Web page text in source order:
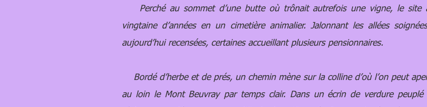
Perché au sommet d’une butte où trônait autrefois une vigne, le site
vingtaine d’années en un cimetière animalier. Jalonnant les allées
aujourd’hui recensées, certaines accueillant plusieurs pensionnaires.
Bordé d’herbe et de prés, un chemin mène sur la colline d’où l’on peut
au loin le Mont Beuvray par temps clair. Dans un écrin de verdure peuplé